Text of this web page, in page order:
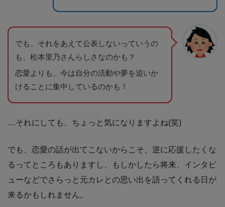
でも、それをあえて公表しないっていうの
も、松本里乃さんらしさなのかも？
恋愛よりも、今は自分の活動や夢を追いか
けることに集中しているのかも！
…それにしても、ちょっと気になりますよね(笑)
でも、恋愛の話が出てこないからこそ、逆に応援したくな
るってところもありますし、もしかしたら将来、インタビ
ューなどでさらっと元カレとの思い出を語ってくれる日が
来るかもしれません。